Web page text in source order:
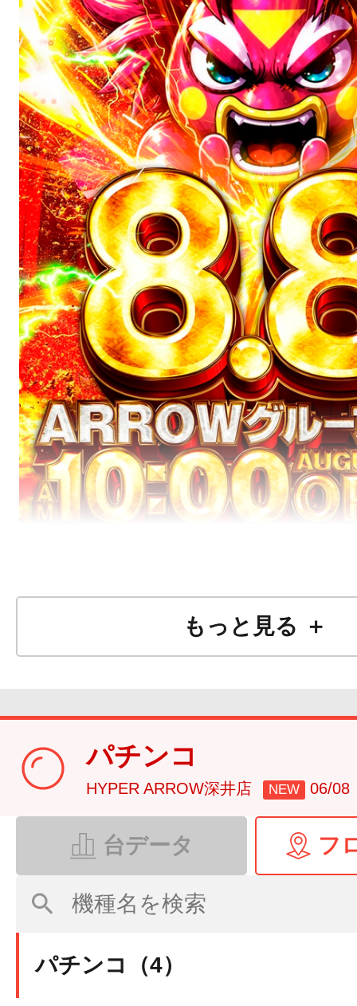
もっと見る ＋
パチンコ
HYPER ARROW深井店 NEW 06/08
台データ フ
パチンコ（4）